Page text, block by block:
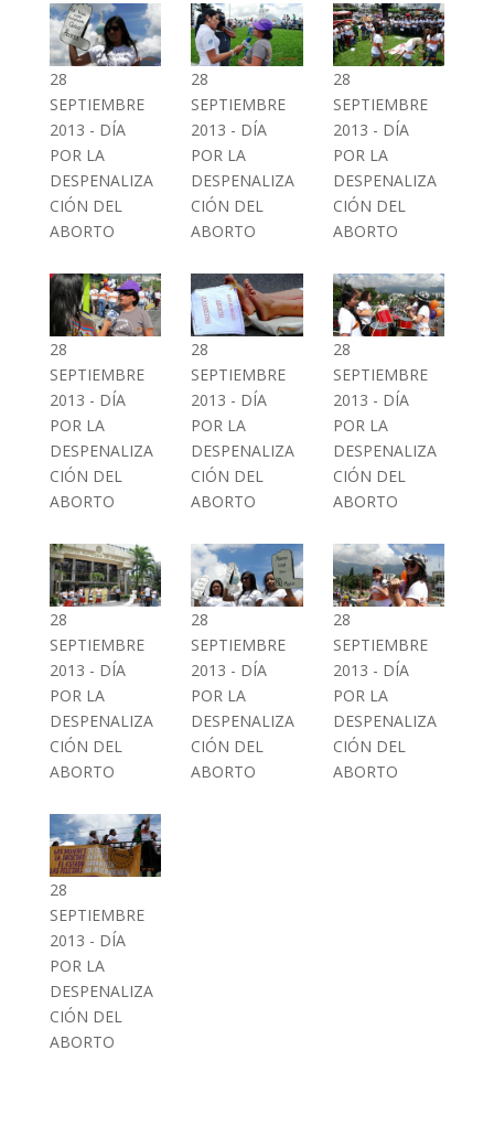
28
SEPTIEMBRE
2013 - DÍA
POR LA
DESPENALIZA
CIÓN DEL
ABORTO
28
SEPTIEMBRE
2013 - DÍA
POR LA
DESPENALIZA
CIÓN DEL
ABORTO
28
SEPTIEMBRE
2013 - DÍA
POR LA
DESPENALIZA
CIÓN DEL
ABORTO
28
SEPTIEMBRE
2013 - DÍA
POR LA
DESPENALIZA
CIÓN DEL
ABORTO
28
SEPTIEMBRE
2013 - DÍA
POR LA
DESPENALIZA
CIÓN DEL
ABORTO
28
SEPTIEMBRE
2013 - DÍA
POR LA
DESPENALIZA
CIÓN DEL
ABORTO
28
SEPTIEMBRE
2013 - DÍA
POR LA
DESPENALIZA
CIÓN DEL
ABORTO
28
SEPTIEMBRE
2013 - DÍA
POR LA
DESPENALIZA
CIÓN DEL
ABORTO
28
SEPTIEMBRE
2013 - DÍA
POR LA
DESPENALIZA
CIÓN DEL
ABORTO
28
SEPTIEMBRE
2013 - DÍA
POR LA
DESPENALIZA
CIÓN DEL
ABORTO